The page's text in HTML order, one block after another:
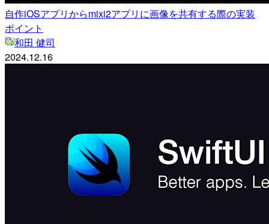
自作iOSアプリからmixi2アプリに画像を共有する際の実装
ポイント
和田 健司
2024.12.16